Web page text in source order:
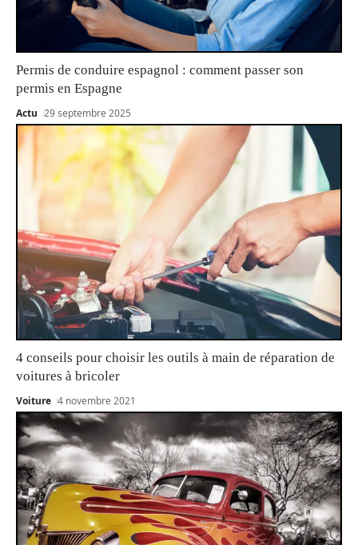
Permis de conduire espagnol : comment passer son
permis en Espagne
Actu 29 septembre 2025
4 conseils pour choisir les outils à main de réparation de
voitures à bricoler
Voiture 4 novembre 2021